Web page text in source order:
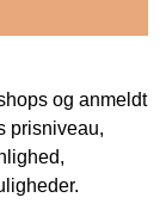
og anmeldt
prisniveau,